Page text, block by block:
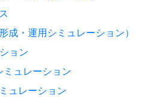
成・運用シミュレーション）
ョン
ミュレーション
ュレーション